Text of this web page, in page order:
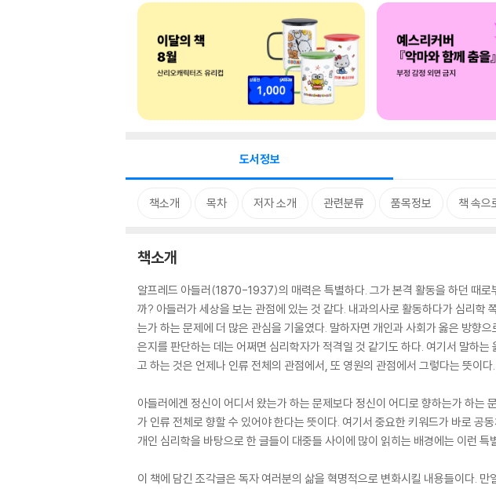
도서정보
책소개 목차 저자 소개 관련분류 품목정보 책 속으
책소개
알프레드 아들러(1870-1937)의 매력은 특별하다. 그가 본격 활동을 하던 때로
까? 아들러가 세상을 보는 관점에 있는 것 같다. 내과의사로 활동하다가 심리
는가 하는 문제에 더 많은 관심을 기울였다. 말하자면 개인과 사회가 옳은 방향
은지를 판단하는 데는 어쩌면 심리학자가 적격일 것 같기도 하다. 여기서 말하
고 하는 것은 언제나 인류 전체의 관점에서, 또 영원의 관점에서 그렇다는 뜻이다.
아들러에겐 정신이 어디서 왔는가 하는 문제보다 정신이 어디로 향하는가 하는
가 인류 전체로 향할 수 있어야 한다는 뜻이다. 여기서 중요한 키워드가 바로 공
개인 심리학을 바탕으로 한 글들이 대중들 사이에 많이 읽히는 배경에는 이런 특
이 책에 담긴 조각글은 독자 여러분의 삶을 혁명적으로 변화시킬 내용들이다.